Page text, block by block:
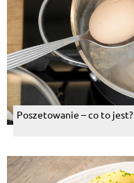
Poszetowanie – co to jest?